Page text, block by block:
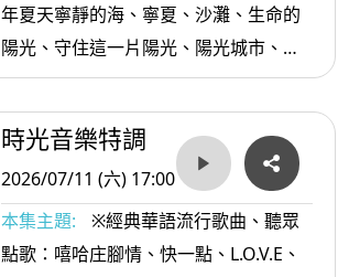
年夏天寧靜的海、寧夏、沙灘、生命的
陽光、守住這一片陽光、陽光城市、夏
天夏天、夏之旅、走在陽光裡、陽光為
什麼不來、 夏夜燃燒的夢...等。
時光音樂特調
2026/07/11 (六) 17:00
本集主題:
※經典華語流行歌曲、聽眾
點歌：嘻哈庄腳情、快一點、L.O.V.E、